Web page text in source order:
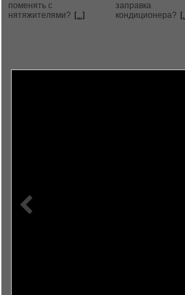
поменять с
нятяжителями? [...]
заправка
кондиционера?